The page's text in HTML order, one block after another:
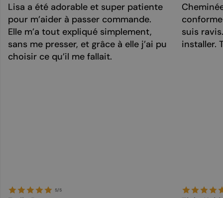
Lisa a été adorable et super patiente
pour m’aider à passer commande.
Elle m’a tout expliqué simplement,
sans me presser, et grâce à elle j’ai pu
choisir ce qu’il me fallait.
5/5
suis
installer.